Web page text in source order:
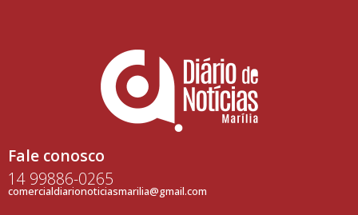
Fale conosco
14 99886-0265
comercialdiarionoticiasmarilia@gmail.com